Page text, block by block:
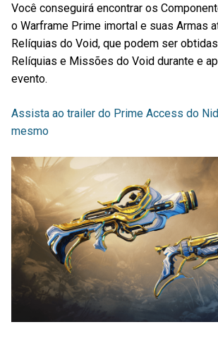
Você conseguirá encontrar os
o Warframe Prime imortal e suas Armas
Relíquias do Void, que podem ser
Relíquias e Missões do Void durante e
evento.
Assista ao trailer do Prime Access do
mesmo